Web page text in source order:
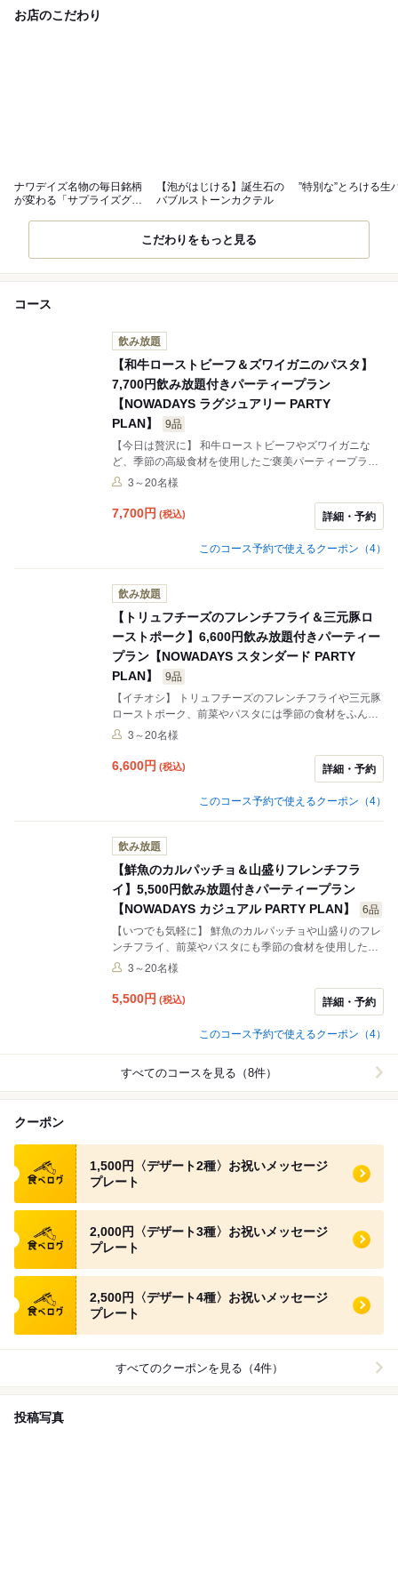
お店のこだわり
ナワデイズ名物の毎日銘柄
が変わる「サプライズグラ
【泡がはじける】誕生石の
バブルストーンカクテル
”特別な”とろける生
こだわりをもっと見る
コース
飲み放題
【和牛ローストビーフ＆ズワイガニのパスタ】
7,700円飲み放題付きパーティープラン
【NOWADAYS ラグジュアリー PARTY
PLAN】
9品
【今日は贅沢に】 和牛ローストビーフやズワイガニな
ど、季節の高級食材を使用したご褒美パーティープラ
ン！ ご友人様との気軽なお食事会や会食などの少人数の
にもご利用いただけます。 ▶︎【当日のご予約も承りま
す】お電話にてご予約をお願いいたします。 ▶︎【飲み放
題の延長もお気軽にご相談ください】 ※クローズ時間に
より、予約時間によって滞在時間90分となる場合もござ
います
3～20名様
7,700円 (税込) 詳細・予約
このコース予約で使えるクーポン（4）
飲み放題
【トリュフチーズのフレンチフライ＆三元豚ロ
ーストポーク】6,600円飲み放題付きパーティー
プラン【NOWADAYS スタンダード PARTY
PLAN】
9品
【イチオシ】 トリュフチーズのフレンチフライや三元豚
ローストポーク、前菜やパスタには季節の食材をふんだ
んに使用したりと「ボリューム満点で満足度の高い」
気軽なお食事会や会食などの少人様のご利用から、歓迎
会・忘年会などの大人数様パーティーにもご利用いただ
約をお願いいたします。 ▶︎【飲み放題の延長もお気軽に
ご相談ください】 ※クローズ時間により、予約時間によ
って滞在時間90分となる場合もございます
3～20名様
6,600円 (税込) 詳細・予約
このコース予約で使えるクーポン（4）
飲み放題
【鮮魚のカルパッチョ＆山盛りフレンチフラ
イ】5,500円飲み放題付きパーティープラン
【NOWADAYS カジュアル PARTY PLAN】
6品
【いつでも気軽に】 鮮魚のカルパッチョや山盛りのフレ
ンチフライ、前菜やパスタにも季節の食材を使用した
「ワイワイ盛り上がる」カジュアルな大皿パーティープ
迎会・忘年会などの大人数様パーティーにもご利用いた
にご相談ください】 ※クローズ時間により、予約時間に
よって滞在時間90分となる場合もございます
3～20名様
5,500円 (税込) 詳細・予約
このコース予約で使えるクーポン（4）
すべてのコースを見る（8件）
クーポン
食べログ クーポン
1,500円〈デザート2種〉お祝いメッセージ
プレート
食べログ クーポン
2,000円〈デザート3種〉お祝いメッセージ
プレート
食べログ クーポン
2,500円〈デザート4種〉お祝いメッセージ
プレート
すべてのクーポンを見る（4件）
投稿写真